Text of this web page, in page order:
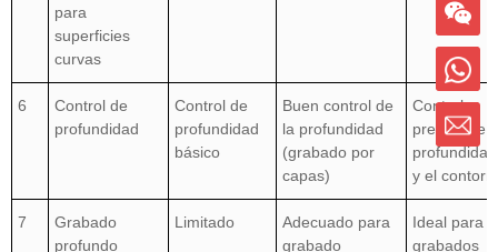
para
superficies
curvas
6
Control de
profundidad
Control de
profundidad
básico
Buen control de
la profundidad
(grabado por
capas)
Control
preciso de
profundidad
y el
7
Grabado
profundo
Limitado
Adecuado para
grabado
Ideal para
grabados